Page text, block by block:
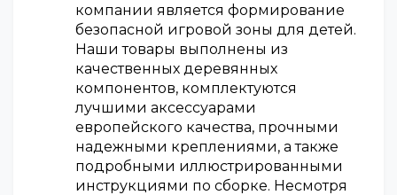
компании является формирование
безопасной игровой зоны для детей.
Наши товары выполнены из
качественных деревянных
компонентов, комплектуются
лучшими аксессуарами
европейского качества, прочными
надежными креплениями, а также
подробными иллюстрированными
инструкциями по сборке. Несмотря